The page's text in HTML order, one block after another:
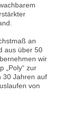
an
aus über 50
wir
„Poly“ zur
30 Jahren auf
von